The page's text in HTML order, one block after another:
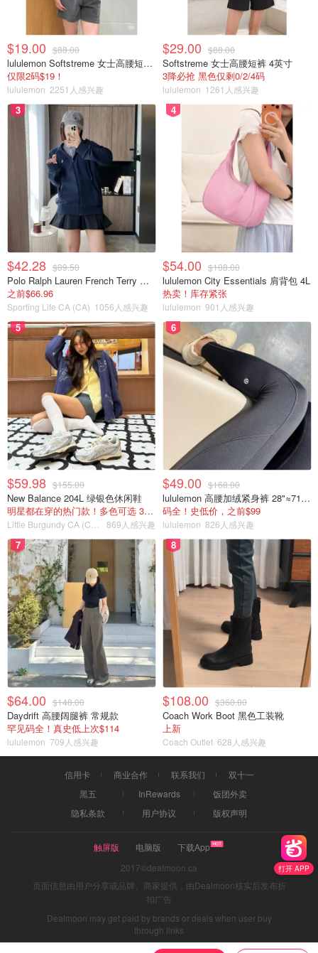
打开 APP
$19.00 $88.00
lululemon Softstreme 女士高腰短裤 10cm
仅限2码$19！
lululemon 2251人感兴趣
$29.00 $88.00
Softstreme 女士高腰短裤 4英寸
3降必抢 黑色仅剩0/2/4码
lululemon 1261人感兴趣
3
$42.28 $89.50
Polo Ralph Lauren French Terry 女童连帽卫衣 7-16码
之前$66.96
Sporting Life CA (CA) 1056人感兴趣
4
$54.00 $108.00
lululemon City Essentials 肩背包 4L
热卖！库存紧张
lululemon 901人感兴趣
5
$59.98 $155.00
New Balance 204L 绿银色休闲鞋
明星都在穿的热门款！多色可选 3.8折
869人感兴趣
6
$49.00 $168.00
lululemon 高腰加绒紧身裤 28"≈71cm 5个口袋
码全！史低价，之前$99
lululemon 826人感兴趣
7
$64.00 $148.00
Daydrift 高腰阔腿裤 常规款
罕见码全！真史低上次$114
lululemon 709人感兴趣
8
$108.00 $360.00
Coach Work Boot 黑色工装靴
上新
Coach Outlet 628人感兴趣
信用卡 商业合作 联系我们
双十一
黑五
InRewards
饭团外卖
隐私条款
用户协议 版权声明
触屏版 电脑版
下载App
2017©dealmoon.ca
页面信息由用户分享或品牌、商家提供，由Dealmoon核实后发布折
扣广告
Dealmoon may get paid by brands or deals when user buy
through links